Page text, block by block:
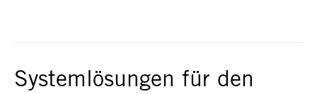
Systemlösungen für den